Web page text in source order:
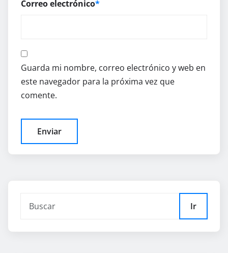
Correo electrónico*
Guarda mi nombre, correo electrónico y web en
este navegador para la próxima vez que
comente.
Ir